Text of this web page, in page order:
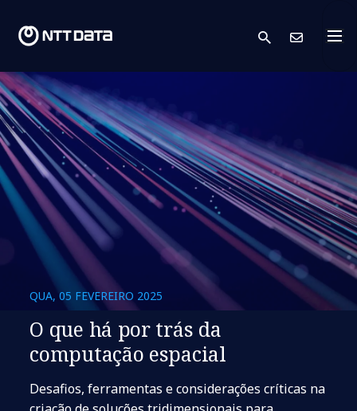
search
QUA, 05 FEVEREIRO 2025
O que há por trás da
computação espacial
Desafios, ferramentas e considerações críticas na